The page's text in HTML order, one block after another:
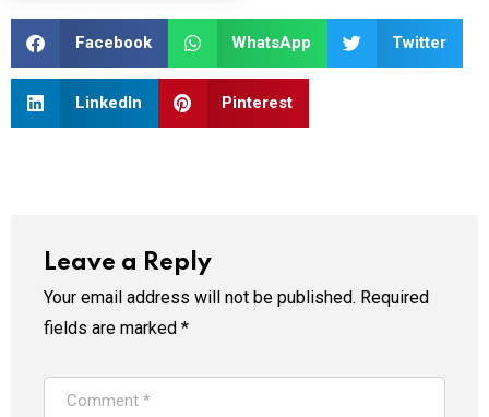
Facebook WhatsApp Twitter
LinkedIn Pinterest
Leave a Reply
Your email address will not be published. Required
fields are marked *